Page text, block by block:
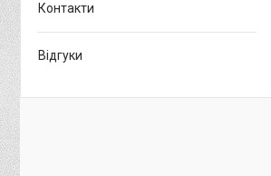
Контакти
Відгуки